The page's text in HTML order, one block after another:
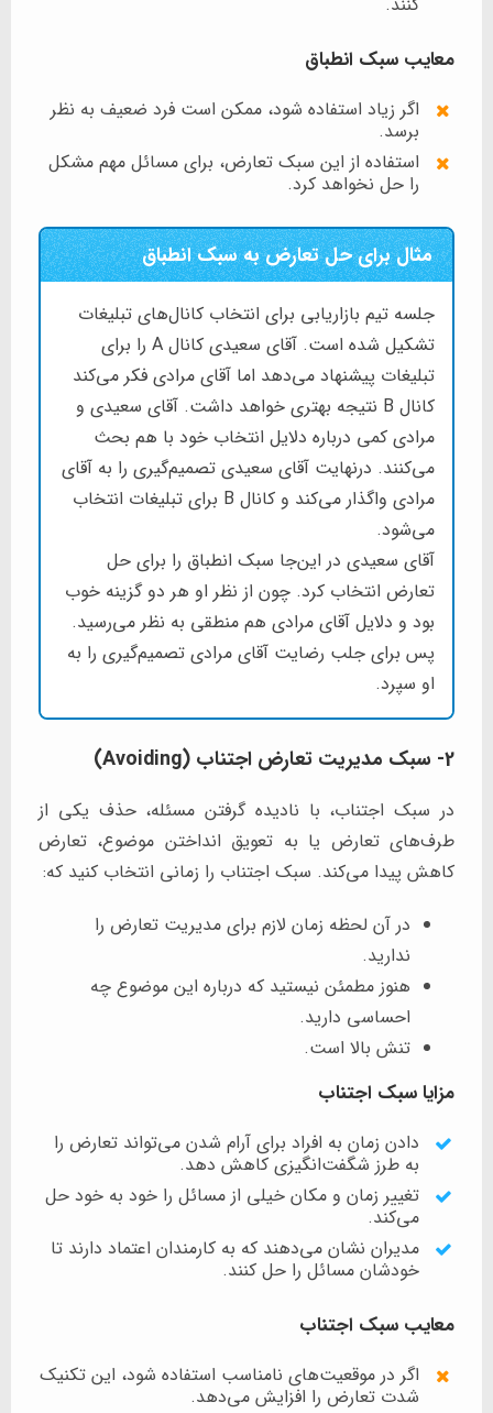
معایب سبک انطباق
اگر زیاد استفاده شود، ممکن است فرد ضعیف به نظر
برسد.
استفاده از این سبک تعارض، برای مسائل مهم مشکل
را حل نخواهد کرد.
مثال برای حل تعارض به سبک انطباق
جلسه تیم بازاریابی برای انتخاب کانال‌های تبلیغات
تشکیل شده است. آقای سعیدی کانال A را برای
تبلیغات پیشنهاد می‌دهد اما آقای مرادی فکر می‌کند
کانال B نتیجه بهتری خواهد داشت. آقای سعیدی و
مرادی کمی درباره دلایل انتخاب خود با هم بحث
می‌کنند. درنهایت آقای سعیدی تصمیم‌گیری را به آقای
مرادی واگذار می‌کند و کانال B برای تبلیغات انتخاب
می‌شود.
آقای سعیدی در این‌جا سبک انطباق را برای حل
تعارض انتخاب کرد. چون از نظر او هر دو گزینه خوب
بود و دلایل آقای مرادی هم منطقی به نظر می‌رسید.
پس برای جلب رضایت آقای مرادی تصمیم‌گیری را به
او سپرد.
2- سبک مدیریت تعارض اجتناب (Avoiding)
در سبک اجتناب، با نادیده گرفتن مسئله، حذف یکی از
طرف‌های تعارض یا به تعویق انداختن موضوع، تعارض
کاهش پیدا می‌کند. سبک اجتناب را زمانی انتخاب کنید که:
در آن لحظه زمان لازم برای مدیریت تعارض را
ندارید.
هنوز مطمئن نیستید که درباره این موضوع چه
احساسی دارید.
تنش بالا است.
مزایا سبک اجتناب
دادن زمان به افراد برای آرام شدن می‌تواند تعارض را
به‌ طرز شگفت‌انگیزی کاهش دهد.
تغییر زمان و مکان خیلی از مسائل را خود به خود حل
می‌کند.
مدیران نشان می‌دهند که به کارمندان اعتماد دارند تا
خودشان مسائل را حل کنند.
معایب سبک اجتناب
اگر در موقعیت‌های نامناسب استفاده شود، این تکنیک
شدت تعارض را افزایش می‌دهد.